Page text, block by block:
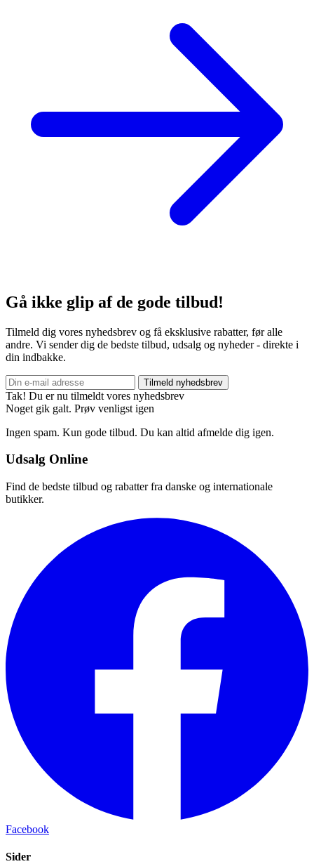
Gå ikke glip af de gode tilbud!
Tilmeld dig vores nyhedsbrev og få eksklusive rabatter, før alle
andre. Vi sender dig de bedste tilbud, udsalg og nyheder - direkte i
din indbakke.
Tilmeld nyhedsbrev
Tak! Du er nu tilmeldt vores nyhedsbrev
Noget gik galt. Prøv venligst igen
Ingen spam. Kun gode tilbud. Du kan altid afmelde dig igen.
Udsalg Online
Find de bedste tilbud og rabatter fra danske og internationale
butikker.
Facebook
Sider